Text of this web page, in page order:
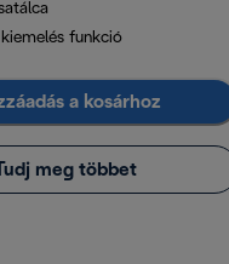
funkció
a kosárhoz
meg többet